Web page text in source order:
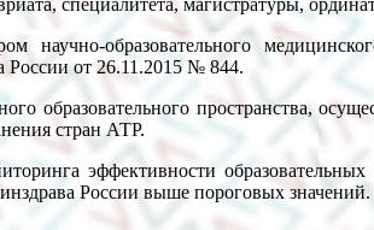
научно-образовательного
России от 26.11.2015 № 844.
образовательного пространства,
стран АТР.
эффективности
России выше пороговых значений.